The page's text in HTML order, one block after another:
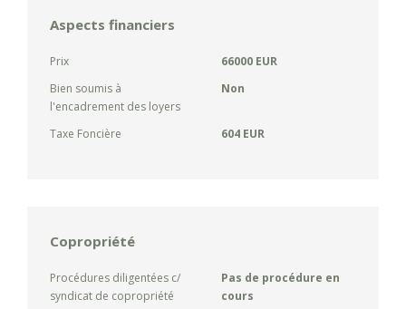
Aspects financiers
Prix
66000 EUR
Bien soumis à
l'encadrement des loyers
Non
Taxe Foncière 604 EUR
Copropriété
Procédures diligentées c/
syndicat de copropriété
Pas de procédure en
cours